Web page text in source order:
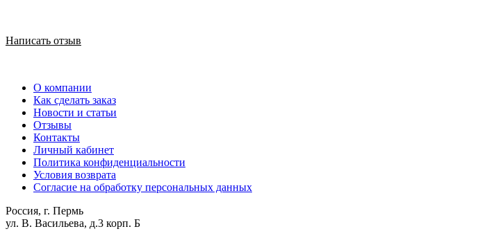
Написать отзыв
О компании
Как сделать заказ
Новости и статьи
Отзывы
Контакты
Личный кабинет
Политика конфиденциальности
Условия возврата
Согласие на обработку персональных данных
Россия, г. Пермь
ул. В. Васильева, д.3 корп. Б